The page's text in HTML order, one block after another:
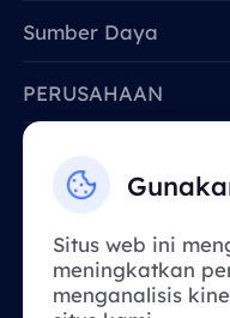
Situs web ini
meningkatkan
menganalisis
Sumber Daya
PERUSAHAAN
Email: